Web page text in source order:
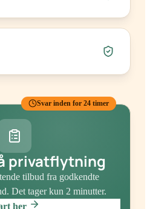
privatflytning
tilbud fra godkendte
. Det tager kun 2 minutter.
her
Svar inden for 24 timer